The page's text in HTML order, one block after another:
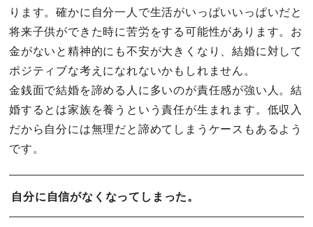
ります。確かに自分一人で生活がいっぱいいっぱいだと
将来子供ができた時に苦労をする可能性があります。お
金がないと精神的にも不安が大きくなり、結婚に対して
ポジティブな考えになれないかもしれません。
金銭面で結婚を諦める人に多いのが責任感が強い人。結
婚するとは家族を養うという責任が生まれます。低収入
だから自分には無理だと諦めてしまうケースもあるよう
です。
自分に自信がなくなってしまった。